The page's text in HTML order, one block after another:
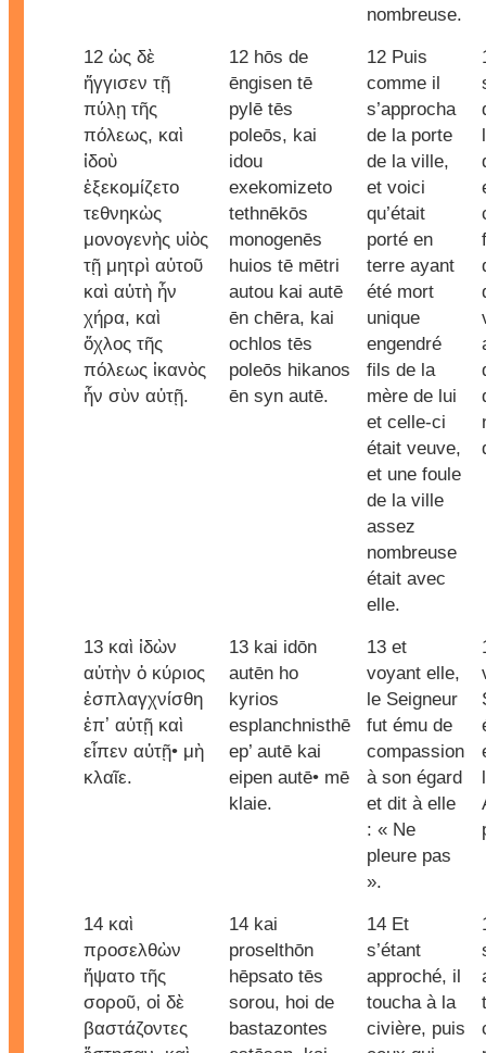
nombreuse.
12 ὡς δὲ
ἤγγισεν τῇ
πύλῃ τῆς
πόλεως, καὶ
ἰδοὺ
ἐξεκομίζετο
τεθνηκὼς
μονογενὴς υἱὸς
τῇ μητρὶ αὐτοῦ
καὶ αὐτὴ ἦν
χήρα, καὶ
ὄχλος τῆς
πόλεως ἱκανὸς
ἦν σὺν αὐτῇ.
12 hōs de
ēngisen tē
pylē tēs
poleōs, kai
idou
exekomizeto
tethnēkōs
monogenēs
huios tē mētri
autou kai autē
ēn chēra, kai
ochlos tēs
poleōs hikanos
ēn syn autē.
12 Puis
comme il
s’approcha
de la porte
de la ville,
et voici
qu’était
porté en
terre ayant
été mort
unique
engendré
fils de la
mère de lui
et celle-ci
était veuve,
et une foule
de la ville
assez
nombreuse
était avec
elle.
13 καὶ ἰδὼν
αὐτὴν ὁ κύριος
ἐσπλαγχνίσθη
ἐπʼ αὐτῇ καὶ
εἶπεν αὐτῇ• μὴ
κλαῖε.
13 kai idōn
autēn ho
kyrios
esplanchnisthē
ep’ autē kai
eipen autē• mē
klaie.
13 et
voyant elle,
le Seigneur
fut ému de
compassion
à son égard
et dit à elle
: « Ne
pleure pas
».
14 καὶ
προσελθὼν
ἥψατο τῆς
σοροῦ, οἱ δὲ
βαστάζοντες
14 kai
proselthōn
hēpsato tēs
sorou, hoi de
bastazontes
14 Et
s’étant
approché, il
toucha à la
civière, puis